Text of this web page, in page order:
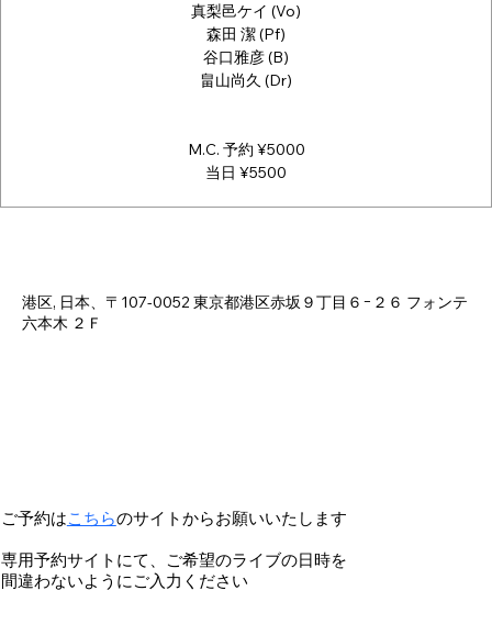
ご予約はこちらのサイトからお願いいたします
専用予約サイトにて、ご希望のライブの日時を
間違わないようにご入力ください
真梨邑ケイ (Vo)
森田 潔 (Pf)
谷口雅彦 (B)
畠山尚久 (Dr)
M.C. 予約 ¥5000
当日 ¥5500
港区, 日本、〒107-0052 東京都港区赤坂９丁目６−２６ フォンテ
六本木 ２Ｆ